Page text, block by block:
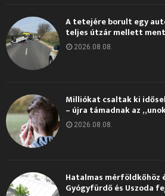
A tetejére borult egy
teljes útzár mellett
2026.08.08.
Milliókat csaltak ki
– újra támadnak az
2026.08.08.
Hatalmas mérföldkőhöz
Gyógyfürdő és Uszoda